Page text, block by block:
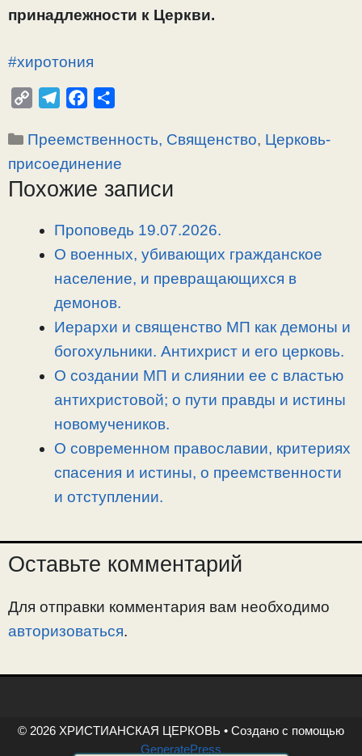
принадлежности к Церкви.
#хиротония
p
y
L
l
e
g
a
c
e
b
п
р
а
Рубрики
Преемственность, Священство, Церковь-
присоединение
Похожие записи
Проповедь 19.07.2026.
О военных, убивающих гражданское
население, и превращающихся в
демонов.
Иерархи и священство МП как демоны и
богохульники. Антихрист и его церковь.
О создании МП и слиянии ее с властью
антихристовой; о пути правды и истины
новомучеников.
О современном православии, критериях
спасения и истины, о преемственности
и отступлении.
Оставьте комментарий
Для отправки комментария вам необходимо
авторизоваться.
© 2026 ХРИСТИАНСКАЯ ЦЕРКОВЬ • Создано с помощью
GeneratePress